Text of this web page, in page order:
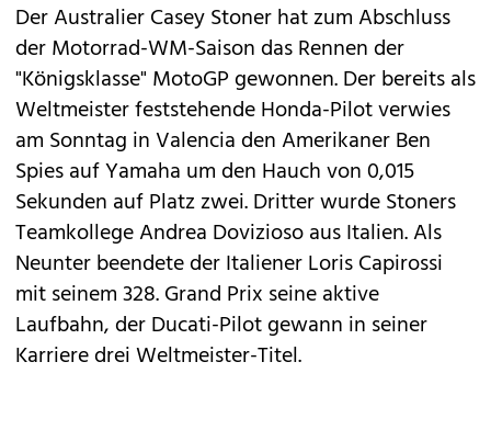
Der Australier Casey Stoner hat zum Abschluss
der Motorrad-WM-Saison das Rennen der
"Königsklasse" MotoGP gewonnen. Der bereits als
Weltmeister feststehende Honda-Pilot verwies
am Sonntag in Valencia den Amerikaner Ben
Spies auf Yamaha um den Hauch von 0,015
Sekunden auf Platz zwei. Dritter wurde Stoners
Teamkollege Andrea Dovizioso aus Italien. Als
Neunter beendete der Italiener Loris Capirossi
mit seinem 328. Grand Prix seine aktive
Laufbahn, der Ducati-Pilot gewann in seiner
Karriere drei Weltmeister-Titel.